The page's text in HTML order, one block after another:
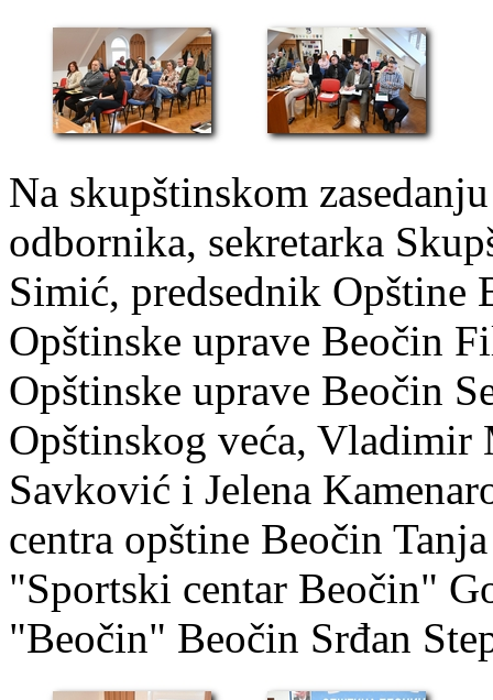
Na skupštinskom
odbornika, sekretarka
Simić, predsednik Opštine
Opštinske uprave Beočin
Opštinske uprave Beočin
Opštinskog veća,
Savković i Jelena
centra opštine Beočin
"Sportski centar Beočin"
"Beočin" Beočin Srđan